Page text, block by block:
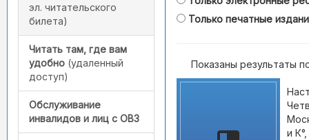
эл. читательского
билета)
Читать там, где вам
удобно (удаленный
доступ)
Обслуживание
инвалидов и лиц с ОВЗ
Только печатные
Показаны результаты
и